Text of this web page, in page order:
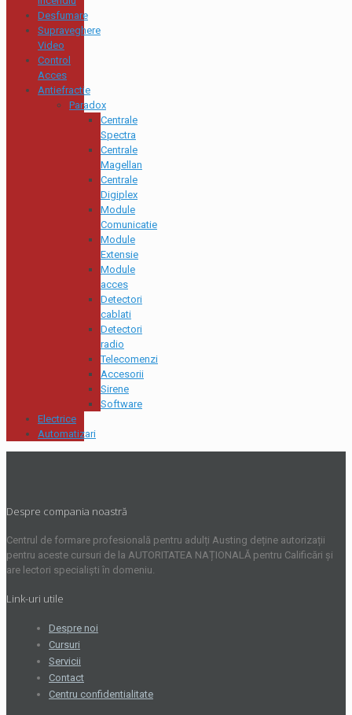
Desfumare
Supraveghere
Video
Control
Acces
Antiefractie
Paradox
Centrale
Spectra
Centrale
Magellan
Centrale
Digiplex
Module
Comunicatie
Module
Extensie
Module
acces
Detectori
cablati
Detectori
radio
Telecomenzi
Accesorii
Sirene
Software
Electrice
Automatizari
Despre compania noastră
Centrul de formare profesională pentru adulți Austing deține autorizații
pentru aceste cursuri de la AUTORITATEA NAȚIONALĂ pentru Calificări și
are lectori specialiști în domeniu.
Link-uri utile
Despre noi
Cursuri
Servicii
Contact
Centru confidentialitate